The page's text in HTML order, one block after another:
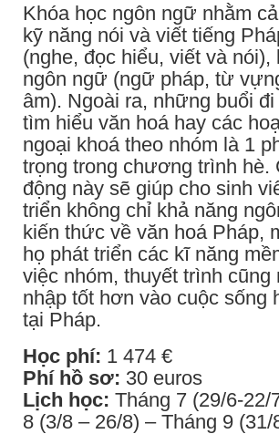
Khóa học ngôn ngữ nhằm
kỹ năng nói và viết tiếng
(nghe, đọc hiểu, viết và
ngôn ngữ (ngữ pháp, từ
âm). Ngoài ra, những buổi
tìm hiểu văn hoá hay các
ngoại khoá theo nhóm là 1
trọng trong chương trình hè.
động này sẽ giúp cho sinh
triển không chỉ khả năng
kiến thức về văn hoá Pháp,
họ phát triển các kĩ năng
việc nhóm, thuyết trình cũng
nhập tốt hơn vào cuộc sống
tại Pháp.
Học phí: 1 474 €
Phí hồ sơ: 30 euros
Lịch học: Tháng 7 (29/6-22/
8 (3/8 – 26/8) – Tháng 9 (31/